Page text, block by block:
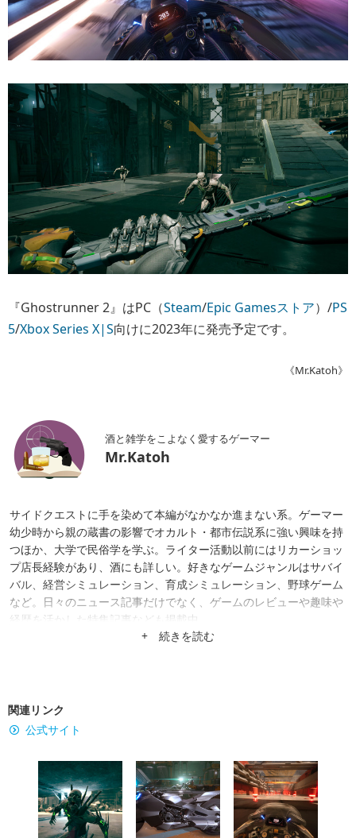
『Ghostrunner 2』はPC（Steam/Epic Gamesストア）/PS
5/Xbox Series X|S向けに2023年に発売予定です。
《Mr.Katoh》
酒と雑学をこよなく愛するゲーマー
Mr.Katoh
サイドクエストに手を染めて本編がなかなか進まない系。ゲーマー
幼少時から親の蔵書の影響でオカルト・都市伝説系に強い興味を持
つほか、大学で民俗学を学ぶ。ライター活動以前にはリカーショッ
プ店長経験があり、酒にも詳しい。好きなゲームジャンルはサバイ
バル、経営シミュレーション、育成シミュレーション、野球ゲーム
など。日々のニュース記事だけでなく、ゲームのレビューや趣味や
経歴を活かした特集記事なども掲載中。
+ 続きを読む
関連リンク
公式サイト